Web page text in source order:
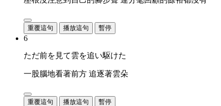
重覆這句 播放這句 暫停
6
ただ前を見て雲を追い駆けた
一股腦地看著前方 追逐著雲朵
重覆這句 播放這句 暫停